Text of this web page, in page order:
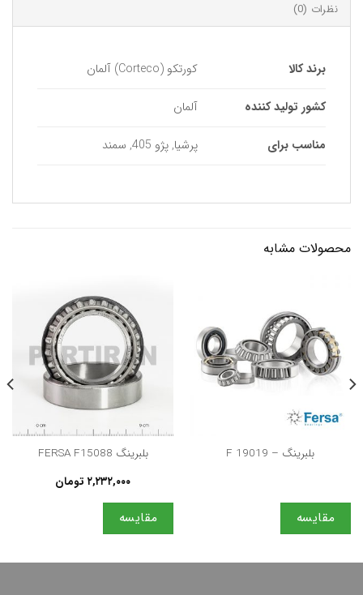
نظرات (0)
برند کالا کورتکو (Corteco) آلمان
کشور تولید کننده آلمان
مناسب برای پرشیا, پژو 405, سمند
محصولات مشابه
بلبرینگ – F 19019
مقایسه
بلبرینگ FERSA F15088
۲,۲۳۲,۰۰۰ تومان
مقایسه